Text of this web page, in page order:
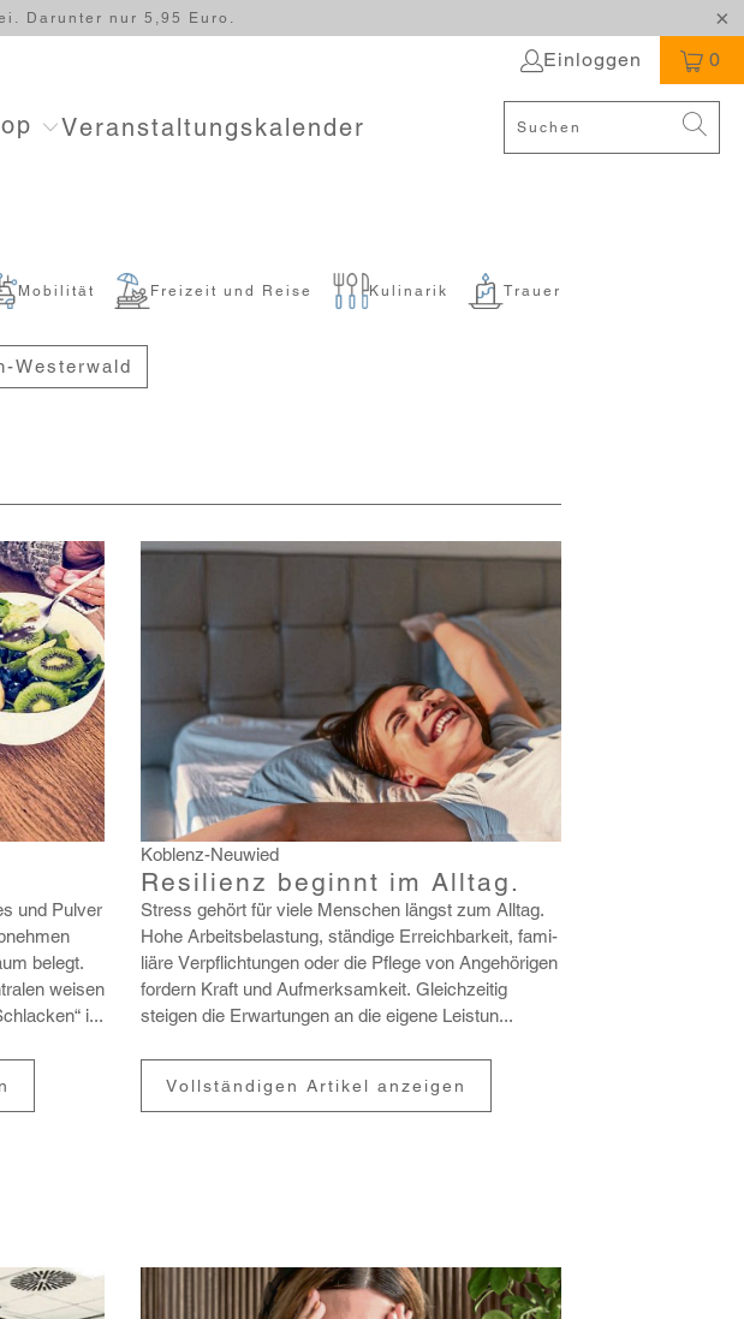
Darunter nur 5,95 Euro.
Einloggen 0
Veranstaltungskalender
Mobilität Freizeit und Reise Kulinarik Trauer
Westerwald
und Pulver
belegt.
weisen
i...
Koblenz-Neuwied
Resilienz beginnt im Alltag.
Stress gehört für viele Menschen längst zum Alltag.
Hohe Arbeits­be­las­tung, stän­dige Erreich­bar­keit, fami­
liäre Verpflich­tungen oder die Pflege von Ange­hö­rigen
fordern Kraft und Aufmerk­sam­keit. Gleich­zeitig
steigen die Erwar­tungen an die eigene Leistun...
Vollständigen Artikel anzeigen